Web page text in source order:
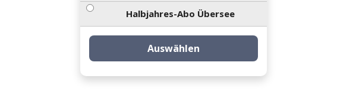
Halbjahres-Abo Übersee
Auswählen